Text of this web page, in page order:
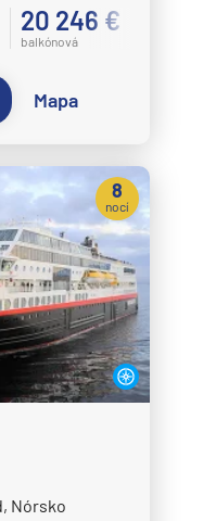
20 246 €
balkónová
Mapa
Nórsko
8
nocí